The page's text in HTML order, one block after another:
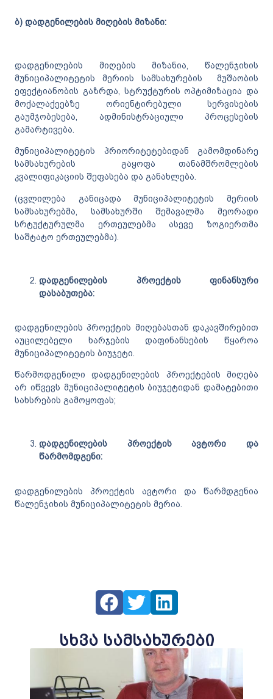
ბ) დადგენილების მიღების მიზანი:
დადგენილების მიღების მიზანია, წალენჯიხის
მუნიციპალიტეტის მერიის სამსახურების მუშაობის
ეფექტიანობის გაზრდა, სტრუქტურის ოპტიმიზაცია და
მოქალაქეებზე ორიენტირებული სერვისების
გაუმჯობესება, ადმინისტრაციული პროცესების
გამარტივება.
მუნიციპალიტეტის პრიორიტეტებიდან გამომდინარე
სამსახურების გაყოფა თანამშრომლების
კვალიფიკაციის შეფასება და განახლება.
(ცვლილება განიცადა მუნიციპალიტეტის მერიის
სამსახურებმა, სამსახურში შემავალმა მეორადი
სრტუქტურულმა ერთეულებმა ასევე ზოგიერთმა
საშტატო ერთეულებმა).
დადგენილების პროექტის ფინანსური
დასაბუთება:
დადგენილების პროექტის მიღებასთან დაკავშირებით
აუცილებელი ხარჯების დაფინანსების წყაროა
მუნიციპალიტეტის ბიუჯეტი.
წარმოდგენილი დადგენილების პროექტების მიღება
არ იწვევს მუნიციპალიტეტის ბიუჯეტიდან დამატებითი
სახსრების გამოყოფას;
დადგენილების პროექტის ავტორი და
წარმომდგენი:
დადგენილების პროექტის ავტორი და წარმდგენია
წალენჯიხის მუნიციპალიტეტის მერია.
სხვა სამსახურები